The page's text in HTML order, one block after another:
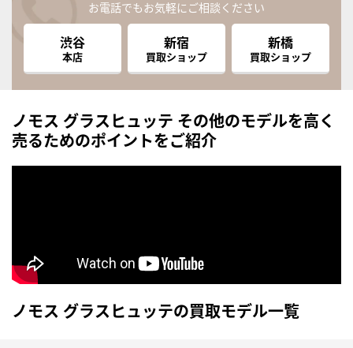
お電話でもお気軽にご相談ください
渋谷
本店
新宿
買取ショップ
新橋
買取ショップ
ノモス グラスヒュッテ その他のモデルを高く
売るためのポイントをご紹介
ノモス グラスヒュッテの買取モデル一覧